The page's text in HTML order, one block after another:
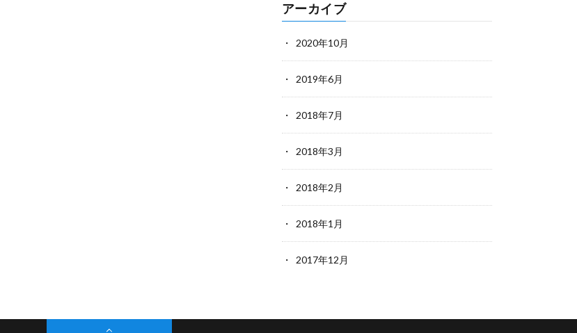
アーカイブ
2020年10月
2019年6月
2018年7月
2018年3月
2018年2月
2018年1月
2017年12月